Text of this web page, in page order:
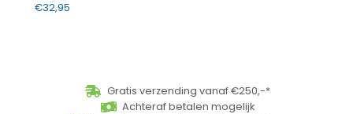
€32,95
Gratis verzending vanaf €250,-*
Achteraf betalen mogelijk